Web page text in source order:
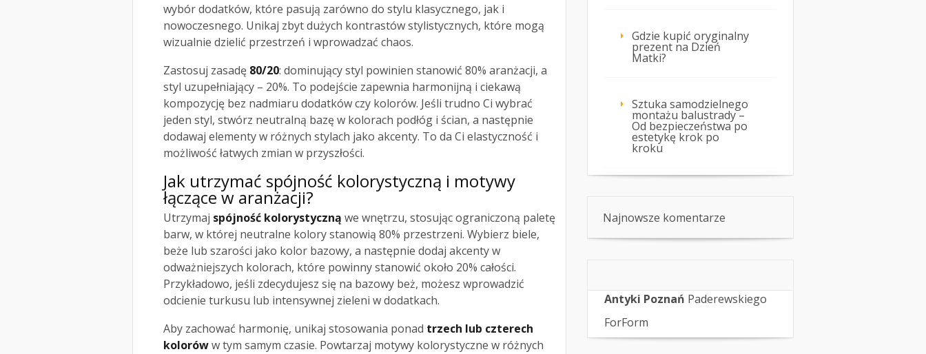
wybór dodatków, które pasują zarówno do stylu klasycznego, jak i
nowoczesnego. Unikaj zbyt dużych kontrastów stylistycznych, które mogą
wizualnie dzielić przestrzeń i wprowadzać chaos.
Zastosuj zasadę 80/20: dominujący styl powinien stanowić 80% aranżacji, a
styl uzupełniający – 20%. To podejście zapewnia harmonijną i ciekawą
kompozycję bez nadmiaru dodatków czy kolorów. Jeśli trudno Ci wybrać
jeden styl, stwórz neutralną bazę w kolorach podłóg i ścian, a następnie
dodawaj elementy w różnych stylach jako akcenty. To da Ci elastyczność i
możliwość łatwych zmian w przyszłości.
Jak utrzymać spójność kolorystyczną i motywy
łączące w aranżacji?
Utrzymaj spójność kolorystyczną we wnętrzu, stosując ograniczoną paletę
barw, w której neutralne kolory stanowią 80% przestrzeni. Wybierz biele,
beże lub szarości jako kolor bazowy, a następnie dodaj akcenty w
odważniejszych kolorach, które powinny stanowić około 20% całości.
Przykładowo, jeśli zdecydujesz się na bazowy beż, możesz wprowadzić
odcienie turkusu lub intensywnej zieleni w dodatkach.
Aby zachować harmonię, unikaj stosowania ponad trzech lub czterech
koloróww tym samym czasie. Powtarzaj motywy kolorystyczne w różnych
Gdzie kupić oryginalny
prezent na Dzień
Matki?
Sztuka samodzielnego
montażu balustrady –
Od bezpieczeństwa po
estetykę krok po
kroku
Najnowsze komentarze
Antyki Poznań Paderewskiego
ForForm